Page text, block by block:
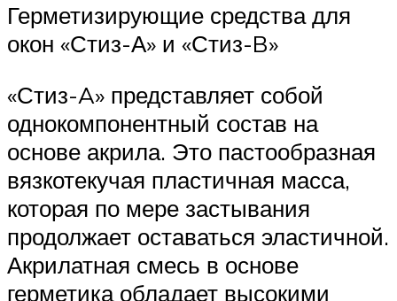
Герметизирующие средства для
окон «Стиз-А» и «Стиз-B»
«Стиз-A» представляет собой
однокомпонентный состав на
основе акрила. Это пастообразная
вязкотекучая пластичная масса,
которая по мере застывания
продолжает оставаться эластичной.
Акрилатная смесь в основе
герметика обладает высокими